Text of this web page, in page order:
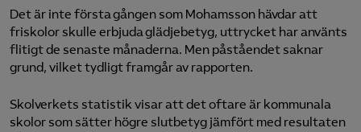
Det är inte första gången som Mohamsson hävdar att
friskolor skulle erbjuda glädjebetyg, uttrycket har använts
flitigt de senaste månaderna. Men påståendet saknar
grund, vilket tydligt framgår av rapporten.
Skolverkets statistik visar att det oftare är kommunala
skolor som sätter högre slutbetyg jämfört med resultaten